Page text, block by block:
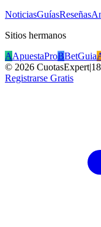
NoticiasGuíasReseñas
Sitios hermanos
AApuestaProBBetGuia
© 2026 CuotasExpert|
Registrarse Gratis